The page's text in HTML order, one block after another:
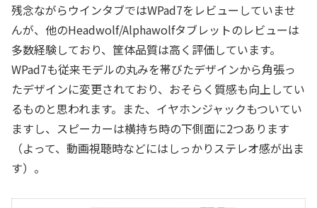
残念ながらウインタブではWPad7をレビューしていませ
んが、他のHeadwolf/Alphawolfタブレットのレビューは
多数経験しており、筐体品質は高く評価しています。
WPad7も従来モデルの丸みを帯びたデザインから角張っ
たデザインに変更されており、おそらく質感も向上してい
るものと思われます。また、イヤホンジャックもついてい
ますし、スピーカーは横持ち時の下側面に2つあります
（よって、動画視聴時などにはしっかりステレオ感が出ま
す）。